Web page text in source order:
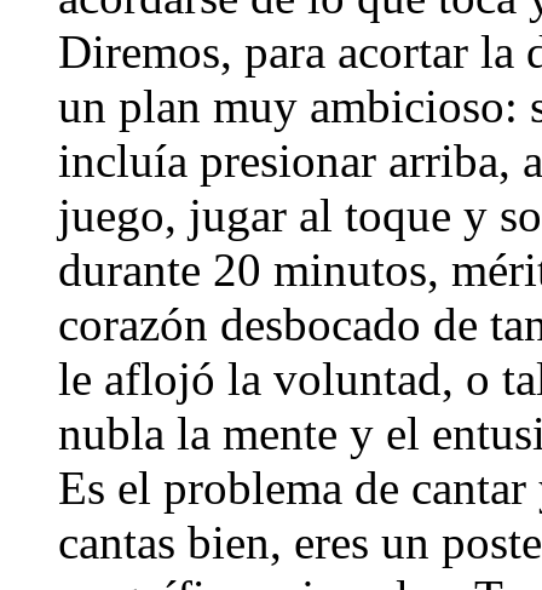
Diremos, para acortar la
un plan muy ambicioso:
incluía presionar arriba,
juego, jugar al toque y
durante 20 minutos,
corazón desbocado de
le aflojó la voluntad, o
nubla la mente y el
Es el problema de
cantas bien, eres un